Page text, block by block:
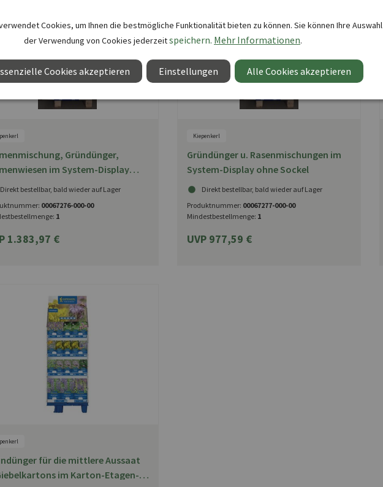
Gründünger,
im System-Display
AT)
Direkt bestellbar, bald wieder auf Lager
00067276-000-00
1
1.383,97 €
Kiepenkerl
Gründünger u. Rasenmischungen im
System-Display ohne Sockel
Direkt bestellbar, bald wieder auf Lager
Produktnummer: 00067277-000-00
Mindestbestellmenge: 1
UVP 977,59 €
für die mittlere Aussaat
im Karton-Etagen-
Cookies, um Ihnen die bestmögliche Funktionalität bieten zu können. Sie können Ihre Auswahl
der Verwendung von Cookies jederzeitspeichern. Mehr Informationen.
Cookies akzeptieren Einstellungen Alle Cookies akzeptieren